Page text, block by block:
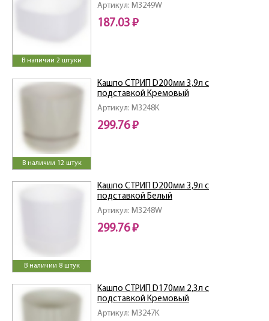
В наличии 2 штуки
Артикул: M3249W
187.03 ₽
В наличии 12 штук
Артикул: M3248K
Кашпо СТРИП D200мм 3,9л с
подставкой Кремовый
299.76 ₽
В наличии 8 штук
Артикул: M3248W
Кашпо СТРИП D200мм 3,9л с
подставкой Белый
299.76 ₽
Артикул: M3247K
Кашпо СТРИП D170мм 2,3л с
подставкой Кремовый